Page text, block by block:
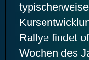
Rallye findet
Wochen des